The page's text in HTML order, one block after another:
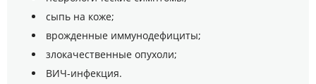
сыпь на коже;
врожденные иммунодефициты;
злокачественные опухоли;
ВИЧ-инфекция.